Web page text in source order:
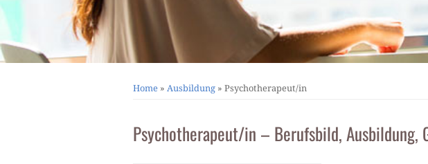
Home » Ausbildung » Psychotherapeut/in
Psychotherapeut/in – Berufsbild, Ausbildung,